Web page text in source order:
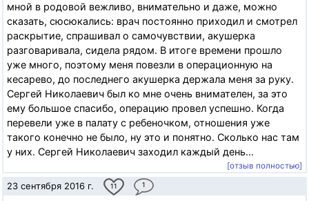
мной в родовой вежливо, внимательно и даже, можно
сказать, сюсюкались: врач постоянно приходил и смотрел
раскрытие, спрашивал о самочувствии, акушерка
разговаривала, сидела рядом. В итоге времени прошло
уже много, поэтому меня повезли в операционную на
кесарево, до последнего акушерка держала меня за руку.
Сергей Николаевич был ко мне очень внимателен, за это
ему большое спасибо, операцию провел успешно. Когда
перевели уже в палату с ребеночком, отношения уже
такого конечно не было, ну это и понятно. Сколько нас там
у них. Сергей Николаевич заходил каждый день...
[отзыв полностью]
23 сентября 2016 г. 11 1